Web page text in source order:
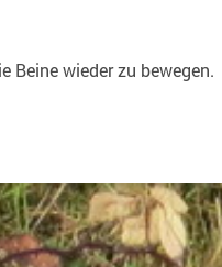
Beine wieder zu bewegen.